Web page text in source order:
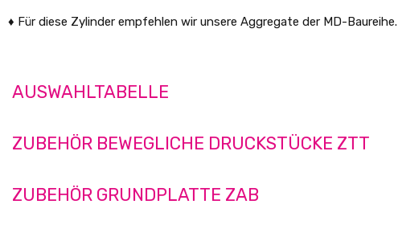
♦ Für diese Zylinder empfehlen wir unsere Aggregate der MD-Baureihe.
AUSWAHLTABELLE
ZUBEHÖR BEWEGLICHE DRUCKSTÜCKE ZTT
ZUBEHÖR GRUNDPLATTE ZAB